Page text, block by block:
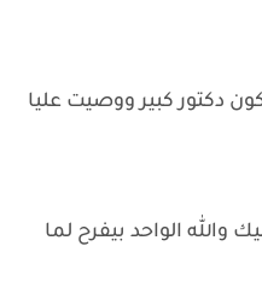
دكتور كبير ووصيت عليا
والله الواحد بيفرح لما